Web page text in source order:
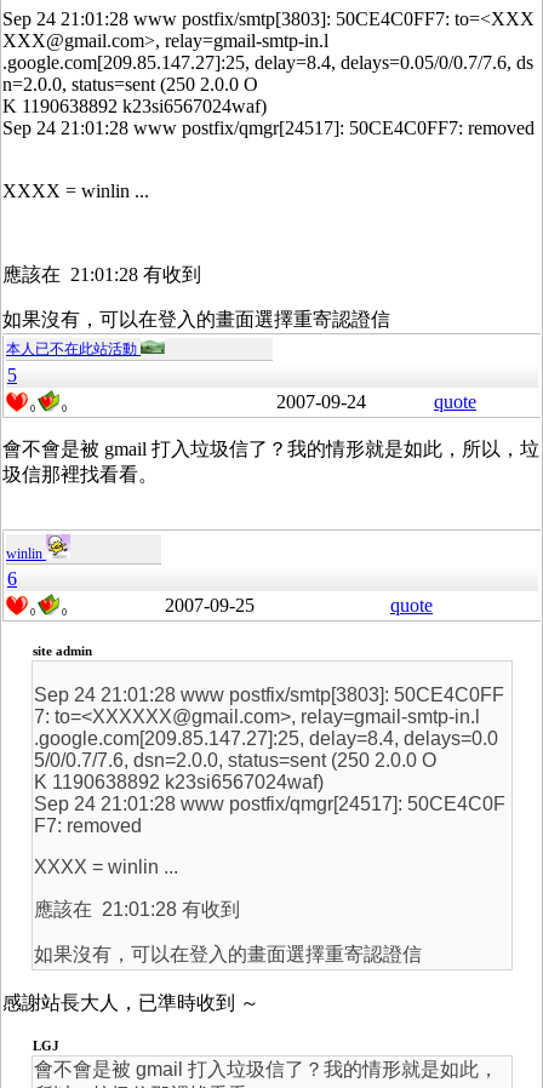
Sep 24 21:01:28 www postfix/smtp[3803]: 50CE4C0FF7: to=<XXX
XXX@gmail.com>, relay=gmail-smtp-in.l
.google.com[209.85.147.27]:25, delay=8.4, delays=0.05/0/0.7/7.6, ds
n=2.0.0, status=sent (250 2.0.0 O
K 1190638892 k23si6567024waf)
Sep 24 21:01:28 www postfix/qmgr[24517]: 50CE4C0FF7: removed
XXXX = winlin ...
應該在 21:01:28 有收到
如果沒有，可以在登入的畫面選擇重寄認證信
本人已不在此站活動
5
0 0 2007-09-24 quote
會不會是被 gmail 打入垃圾信了？我的情形就是如此，所以，垃
圾信那裡找看看。
winlin
6
0 0 2007-09-25 quote
site admin
Sep 24 21:01:28 www postfix/smtp[3803]: 50CE4C0FF
7: to=<XXXXXX@gmail.com>, relay=gmail-smtp-in.l
.google.com[209.85.147.27]:25, delay=8.4, delays=0.0
5/0/0.7/7.6, dsn=2.0.0, status=sent (250 2.0.0 O
K 1190638892 k23si6567024waf)
Sep 24 21:01:28 www postfix/qmgr[24517]: 50CE4C0F
F7: removed
XXXX = winlin ...
應該在 21:01:28 有收到
如果沒有，可以在登入的畫面選擇重寄認證信
感謝站長大人，已準時收到 ～
LGJ
會不會是被 gmail 打入垃圾信了？我的情形就是如此，